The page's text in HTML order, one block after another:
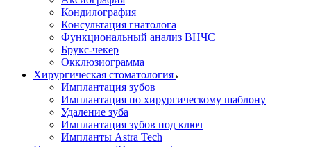
Кондилография
Консультация гнатолога
Функциональный анализ ВНЧС
Брукс-чекер
Окклюзиограмма
Хирургическая стоматология
Имплантация зубов
Имплантация по хирургическому шаблону
Удаление зуба
Имплантация зубов под ключ
Импланты Astra Tech